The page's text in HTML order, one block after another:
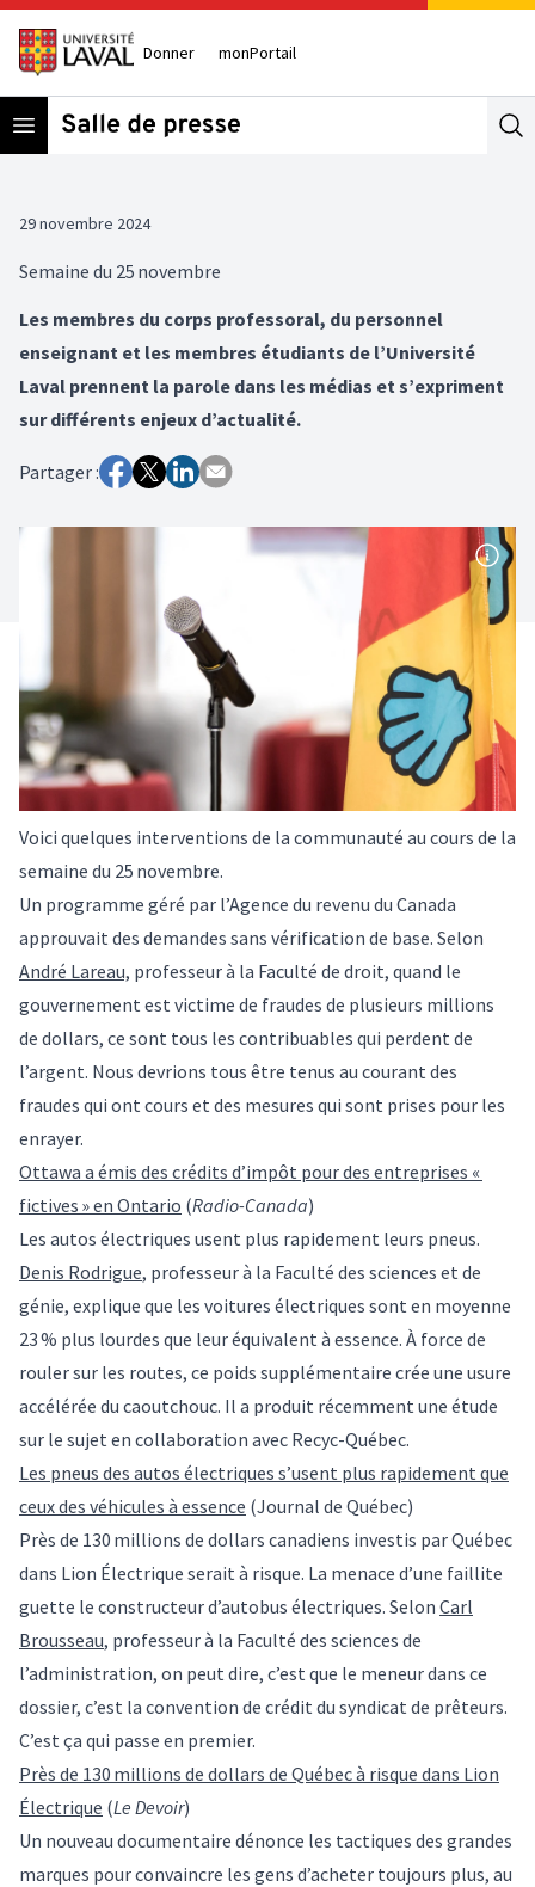
Donner monPortail
Open menu
29 novembre 2024
Semaine du 25 novembre
Les membres du corps professoral, du personnel
enseignant et les membres étudiants de l’Université
Laval prennent la parole dans les médias et s’expriment
sur différents enjeux d’actualité.
Partager :
Voici quelques interventions de la communauté au cours de la
semaine du 25 novembre.
Un programme géré par l’Agence du revenu du Canada
approuvait des demandes sans vérification de base. Selon
André Lareau, professeur à la Faculté de droit, quand le
gouvernement est victime de fraudes de plusieurs millions
de dollars, ce sont tous les contribuables qui perdent de
l’argent. Nous devrions tous être tenus au courant des
fraudes qui ont cours et des mesures qui sont prises pour les
enrayer.
Ottawa a émis des crédits d’impôt pour des entreprises «
fictives » en Ontario (Radio-Canada)
Les autos électriques usent plus rapidement leurs pneus.
Denis Rodrigue, professeur à la Faculté des sciences et de
génie, explique que les voitures électriques sont en moyenne
23 % plus lourdes que leur équivalent à essence. À force de
rouler sur les routes, ce poids supplémentaire crée une usure
accélérée du caoutchouc. Il a produit récemment une étude
sur le sujet en collaboration avec Recyc-Québec.
Les pneus des autos électriques s’usent plus rapidement que
ceux des véhicules à essence (Journal de Québec)
Près de 130 millions de dollars canadiens investis par Québec
dans Lion Électrique serait à risque. La menace d’une faillite
guette le constructeur d’autobus électriques. Selon Carl
Brousseau, professeur à la Faculté des sciences de
l’administration, on peut dire, c’est que le meneur dans ce
dossier, c’est la convention de crédit du syndicat de prêteurs.
C’est ça qui passe en premier.
Près de 130 millions de dollars de Québec à risque dans Lion
Électrique (Le Devoir)
Un nouveau documentaire dénonce les tactiques des grandes
marques pour convaincre les gens d’acheter toujours plus, au